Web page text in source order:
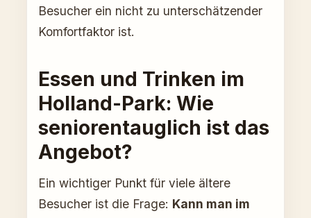
Besucher ein nicht zu unterschätzender
Komfortfaktor ist.
Essen und Trinken im
Holland-Park: Wie
seniorentauglich ist das
Angebot?
Ein wichtiger Punkt für viele ältere
Besucher ist die Frage: Kann man im